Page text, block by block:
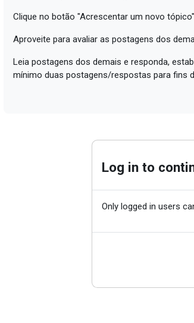
Clique no botão "Acrescentar um novo
Aproveite para avaliar as postagens dos
Leia postagens dos demais e responda,
mínimo duas postagens/respostas para fins
Log in to
Only logged in users